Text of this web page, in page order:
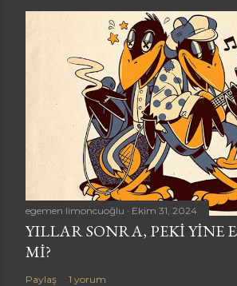
egemen limoncuoğlu Ekim 31, 2024
YILLAR SONRA, PEKI YINE
MI?
Paylaş 1 yorum